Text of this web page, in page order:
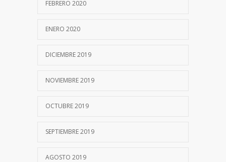
FEBRERO 2020
ENERO 2020
DICIEMBRE 2019
NOVIEMBRE 2019
OCTUBRE 2019
SEPTIEMBRE 2019
AGOSTO 2019